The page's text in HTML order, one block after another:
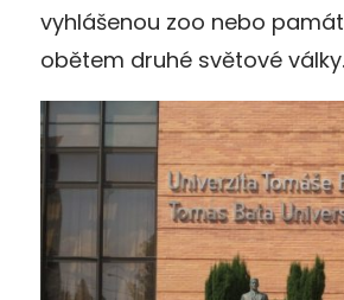
vyhlášenou zoo nebo
obětem druhé světové války.